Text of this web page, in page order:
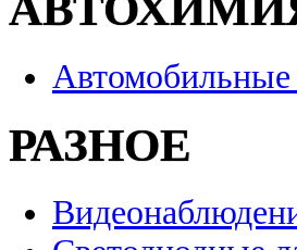
Автомобильные
РАЗНОЕ